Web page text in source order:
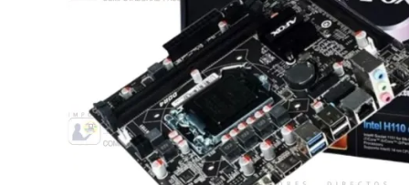
Suministros de Impresión
Punto de Venta
Accesorios y Periféricos